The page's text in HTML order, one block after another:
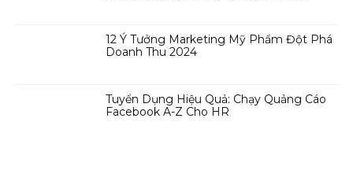
12 Ý Tưởng Marketing Mỹ Phẩm Đột Phá
Doanh Thu 2024
Tuyển Dụng Hiệu Quả: Chạy Quảng Cáo
Facebook A-Z Cho HR